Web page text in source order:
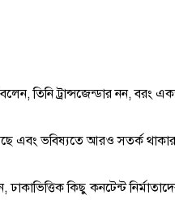
তিনি ট্রান্সজেন্ডার নন, বরং
এবং ভবিষ্যতে আরও সতর্ক
কিছু কনটেন্ট